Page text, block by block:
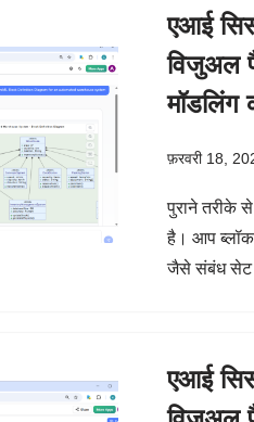
एआई
विजुअल
फ़रवरी 18,
पुराने तरीके
है। आप ब्लॉक
जैसे संबंध सेट
एआई